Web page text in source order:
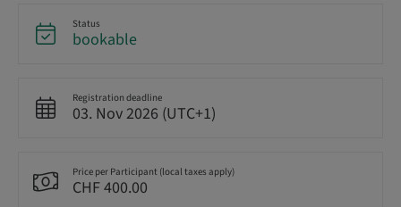
Status
bookable
Registration deadline
03. Nov 2026 (UTC+1)
Price per Participant (local taxes apply)
CHF 400.00